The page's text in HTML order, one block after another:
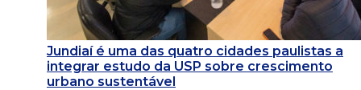
Jundiaí é uma das quatro cidades paulistas a
integrar estudo da USP sobre crescimento
urbano sustentável